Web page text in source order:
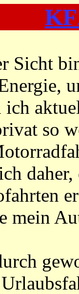
Sicht
ich
so
mein